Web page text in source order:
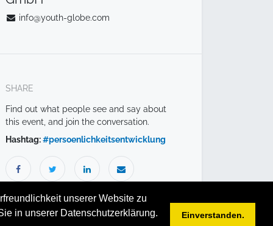
unserer Website zu
in unserer Datenschutzerklärung.
Einverstanden.
info@youth-globe.com
SHARE
Find out what people see and say about
this event, and join the conversation.
Hashtag:#persoenlichkeitsentwicklung